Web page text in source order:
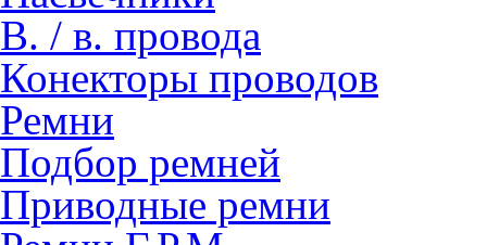
В. / в. провода
Конекторы проводов
Ремни
Подбор ремней
Приводные ремни